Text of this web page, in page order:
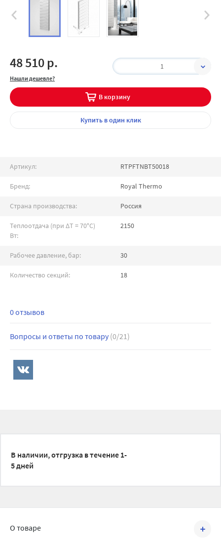
48 510 р.
Нашли дешевле?
1
В корзину
Купитьв один клик
Артикул: RTPFTNBT50018
Бренд: Royal Thermo
Страна производства: Россия
Теплоотдача (при ∆T = 70°C)
Вт:
2150
Рабочее давление, бар: 30
Количество секций: 18
0 отзывов
Вопросы и ответы по товару (0/21)
В наличии, отгрузка в течение 1-
5 дней
О товаре